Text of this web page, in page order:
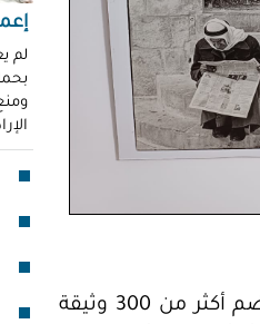
في نهاية العام 2019م، حصلت سمر على أرشيف ثمين من والدتها، يضم أكثر من 300 وثيقة
لم